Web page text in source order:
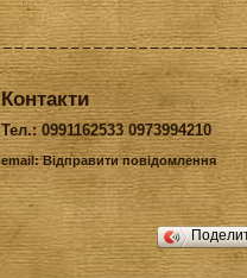
Контакти
Тел.: 0991162533 0973994210
email:Відправити повідомлення